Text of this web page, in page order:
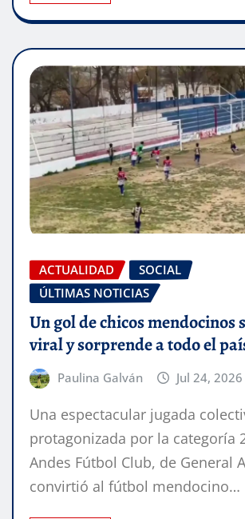
ACTUALIDAD
SOCIAL
ÚLTIMAS NOTICIAS
Un gol de chicos mendocinos
viral y sorprende a todo el
Paulina Galván Jul 24, 2026
Una espectacular jugada
protagonizada por la categoría
Andes Fútbol Club, de General
convirtió al fútbol mendocino…